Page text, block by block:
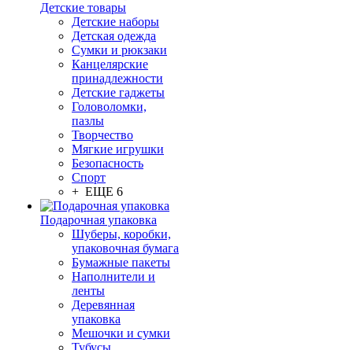
Детские товары
Детские наборы
Детская одежда
Сумки и рюкзаки
Канцелярские
принадлежности
Детские гаджеты
Головоломки,
пазлы
Творчество
Мягкие игрушки
Безопасность
Спорт
+ ЕЩЕ 6
Подарочная упаковка
Шуберы, коробки,
упаковочная бумага
Бумажные пакеты
Наполнители и
ленты
Деревянная
упаковка
Мешочки и сумки
Тубусы